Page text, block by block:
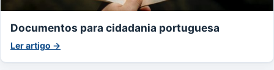
Documentos para cidadania portuguesa
Ler artigo →